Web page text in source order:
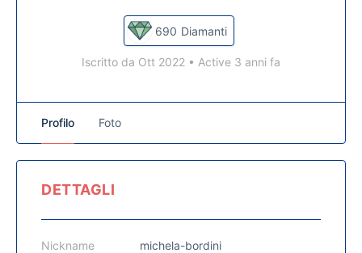
690 Diamanti
Iscritto da Ott 2022 • Active 3 anni fa
Profilo Foto
DETTAGLI
Nickname michela-bordini